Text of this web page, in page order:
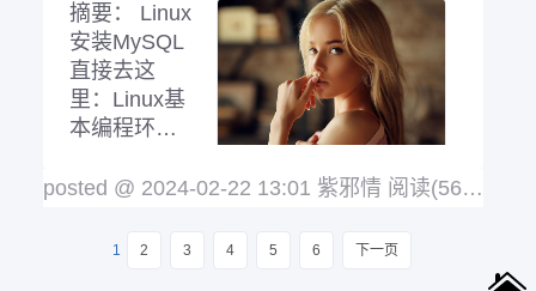
询未成年作家的评分在70以上的书籍 由
于洋流 阅读全文
摘要： Linux
安装MySQL
直接去这
里：Linux基
本编程环境
的相关操作
racter%'; character_set_server：服务器
级别的字符集。 character_set_databas
posted @ 2024-02-22 13:01 紫邪情 阅读(569)
1 2 3 4 5 6 下一页